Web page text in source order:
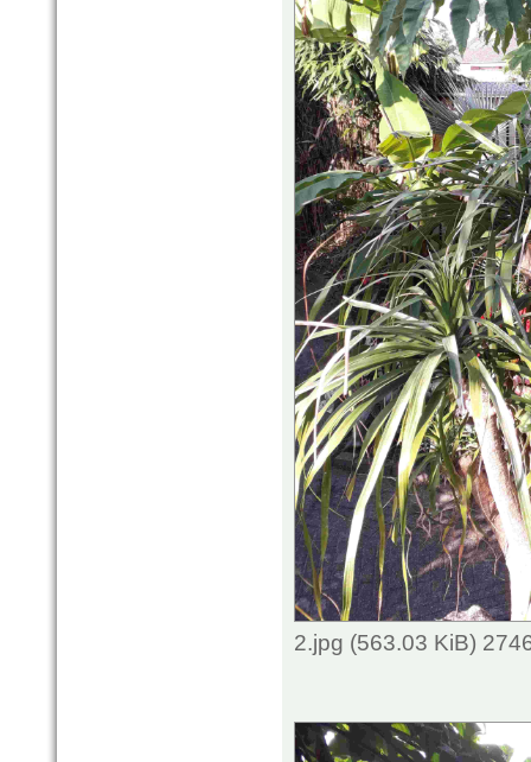
2.jpg (563.03 KiB)